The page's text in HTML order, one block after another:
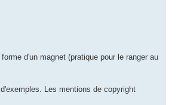
d'un magnet (pratique pour le ranger au
Les mentions de copyright